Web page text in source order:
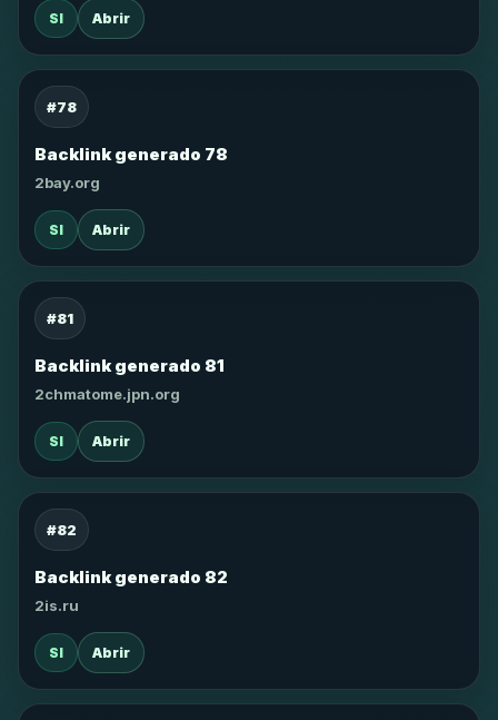
SI Abrir
#78
Backlink generado 78
2bay.org
SI Abrir
#81
Backlink generado 81
2chmatome.jpn.org
SI Abrir
#82
Backlink generado 82
2is.ru
SI Abrir